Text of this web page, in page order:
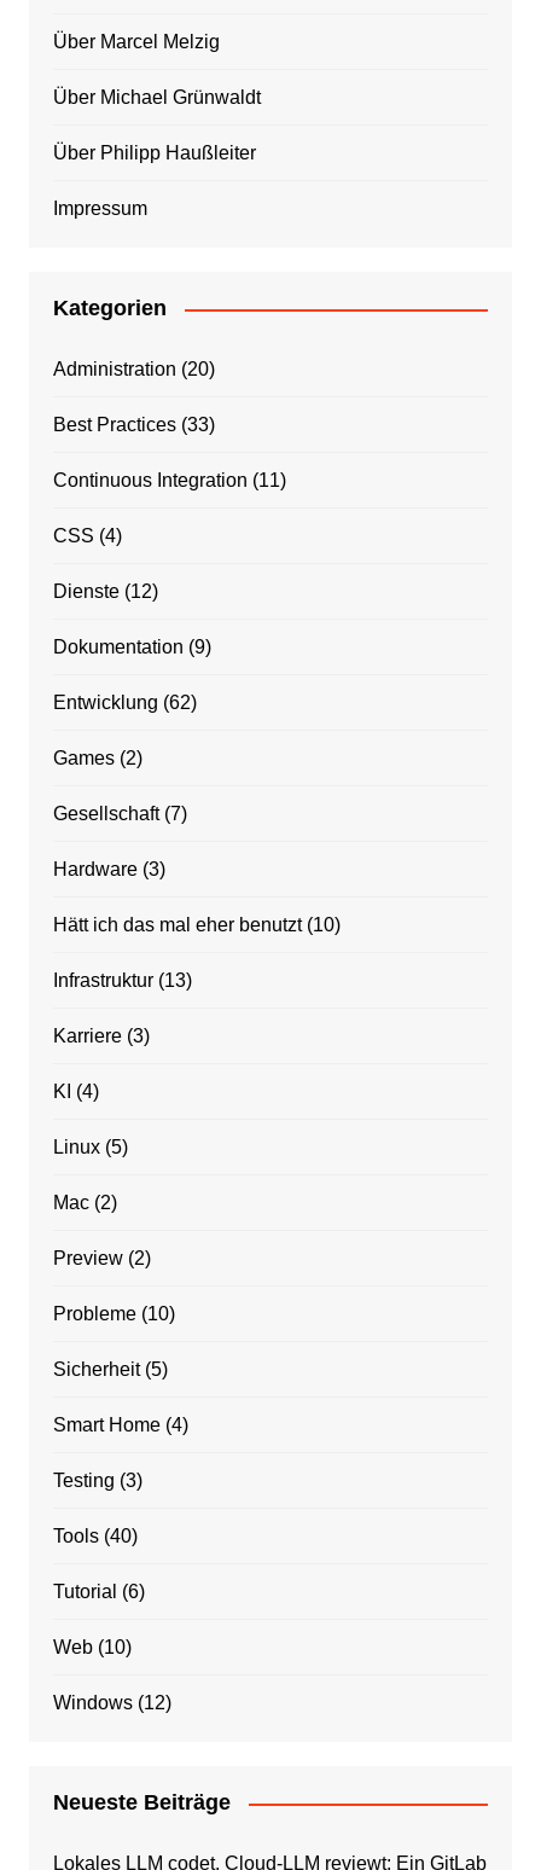
Über Marcel Melzig
Über Michael Grünwaldt
Über Philipp Haußleiter
Impressum
Kategorien
Administration (20)
Best Practices(33)
Continuous Integration (11)
CSS (4)
Dienste(12)
Dokumentation (9)
Entwicklung (62)
Games(2)
Gesellschaft(7)
Hardware(3)
Hätt ich das mal eher benutzt(10)
Infrastruktur(13)
Karriere(3)
KI (4)
Linux(5)
Mac(2)
Preview(2)
Probleme(10)
Sicherheit(5)
Smart Home(4)
Testing (3)
Tools(40)
Tutorial (6)
Web(10)
Windows(12)
Neueste Beiträge
Lokales LLM codet, Cloud-LLM reviewt: Ein GitLab